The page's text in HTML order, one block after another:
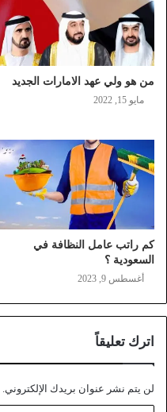
من هو ولي عهد الامارات الجديد
مايو 15, 2022
كم راتب عامل النظافة في
السعودية ؟
أغسطس 9, 2023
اترك تعليقاً
لن يتم نشر عنوان بريدك الإلكتروني.